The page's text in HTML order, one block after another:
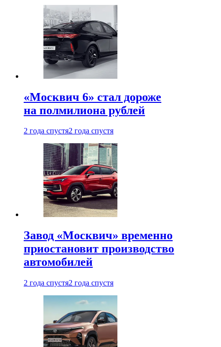
«Москвич 6» стал дороже
на полмилиона рублей
2 года спустя2 года спустя
Завод «Москвич» временно
приостановит производство
автомобилей
2 года спустя2 года спустя